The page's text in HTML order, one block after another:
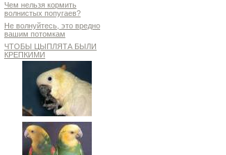
Чем нельзя кормить
волнистых попугаев?
Не волнуйтесь, это вредно
вашим потомкам
ЧТОБЫ ЦЫПЛЯТА БЫЛИ
КРЕПКИМИ